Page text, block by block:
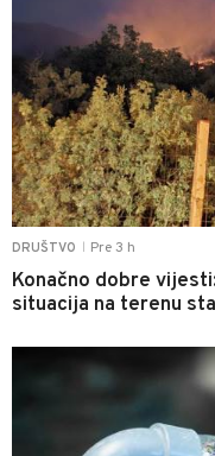
DRUŠTVO Pre 3 h
Konačno dobre
situacija na terenu